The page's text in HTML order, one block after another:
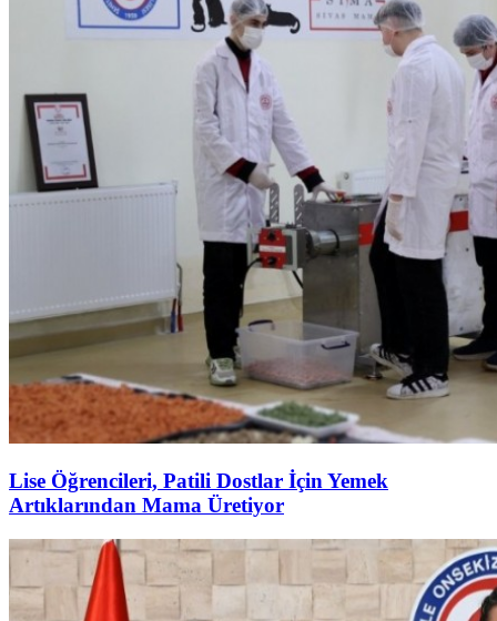
Lise Öğrencileri, Patili Dostlar İçin Yemek
Artıklarından Mama Üretiyor